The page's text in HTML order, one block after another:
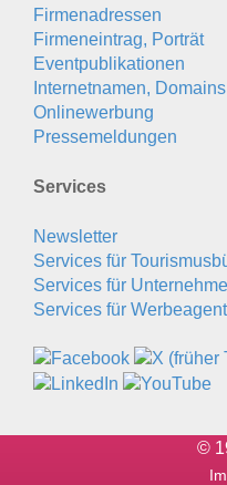
Firmenadressen
Firmeneintrag, Porträt
Eventpublikationen
Internetnamen, Domains
Onlinewerbung
Pressemeldungen
Services
Newsletter
Services für
Services für
Services für
©